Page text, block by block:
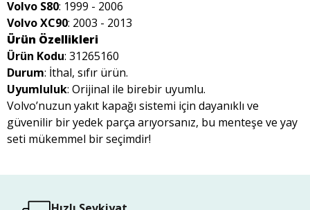
Volvo S80: 1999 - 2006
Volvo XC90: 2003 - 2013
Ürün Özellikleri
Ürün Kodu: 31265160
Durum: İthal, sıfır ürün.
Uyumluluk: Orijinal ile birebir uyumlu.
Volvo’nuzun yakıt kapağı sistemi için dayanıklı ve
güvenilir bir yedek parça arıyorsanız, bu menteşe ve yay
seti mükemmel bir seçimdir!